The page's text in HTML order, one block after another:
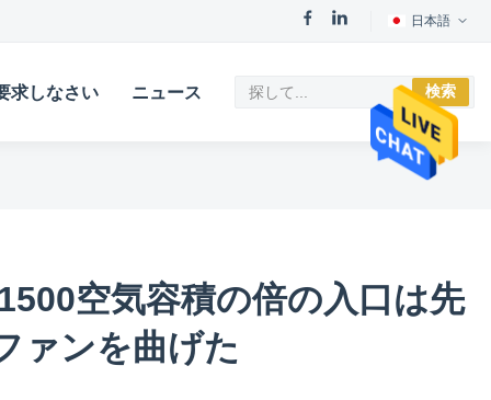
日本語
求しなさい ニュース 検索
空気容積の倍の入口は先
ァンを曲げた